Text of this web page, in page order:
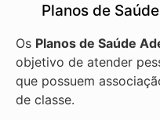
Planos de
Os Planos de Saúde
objetivo de atender
que possuem
de classe.